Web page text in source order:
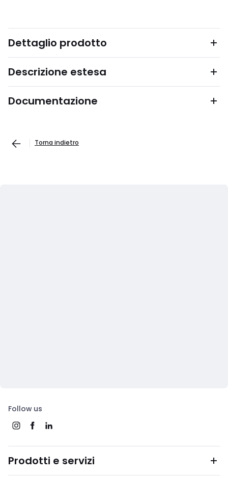
Dettaglio prodotto
Descrizione estesa
Documentazione
Torna indietro
Follow us
Prodotti e servizi